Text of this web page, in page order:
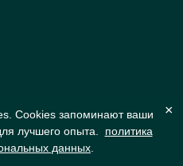
×
Cookies запоминают ваши
лучшего опыта.
политика
данных